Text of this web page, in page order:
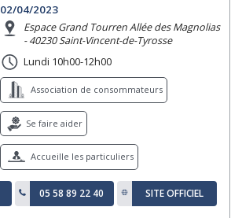
02/04/2023
Espace Grand Tourren Allée des Magnolias
- 40230 Saint-Vincent-de-Tyrosse
Lundi 10h00-12h00
Association de consommateurs
Se faire aider
Accueille les particuliers
05 58 89 22 40 SITE OFFICIEL